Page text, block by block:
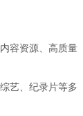
容资源、高质量
艺、纪录片等多